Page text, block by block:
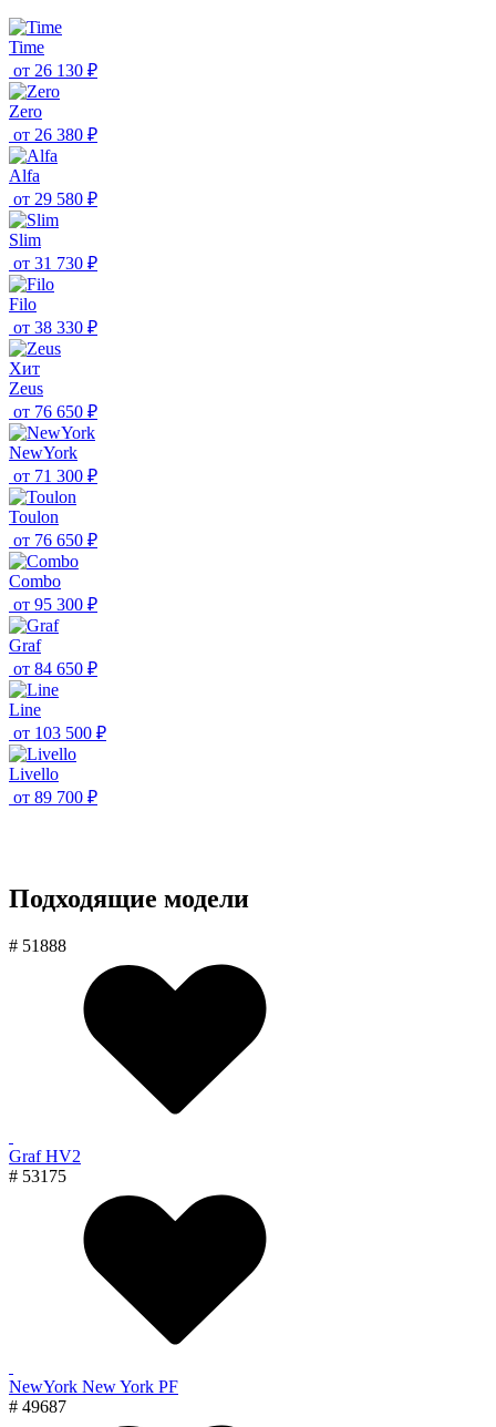
Time
от 26 130 ₽
Zero
от 26 380 ₽
Alfa
от 29 580 ₽
Slim
от 31 730 ₽
Filo
от 38 330 ₽
Хит
Zeus
от 76 650 ₽
NewYork
от 71 300 ₽
Toulon
от 76 650 ₽
Combo
от 95 300 ₽
Graf
от 84 650 ₽
Line
от 103 500 ₽
Livello
от 89 700 ₽
Подходящие модели
# 51888
Graf HV2
# 53175
NewYork New York PF
# 49687